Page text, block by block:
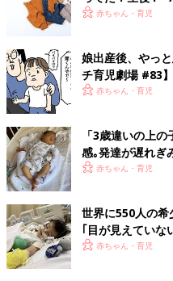
赤ちゃん・育児
娘出産後、やっ
チ育児劇場 #83】
赤ちゃん・育児
「3歳違いの上
感｡発達が遅れぎ
ない【KIF1A関連
赤ちゃん・育児
世界に550人の希
｢目が見えていな
らなかった【
赤ちゃん・育児